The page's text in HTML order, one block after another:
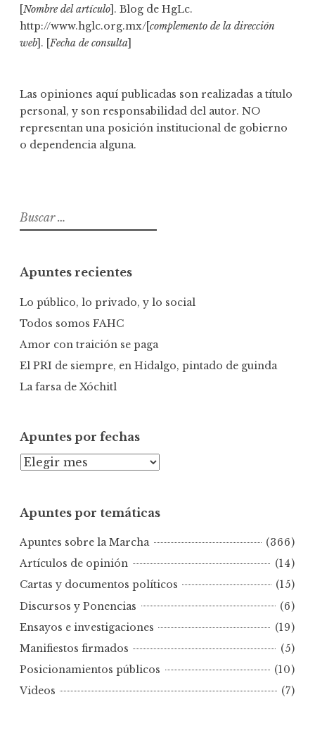
[Nombre del artículo]. Blog de HgLc.
http://www.hglc.org.mx/[complemento de la dirección
web]. [Fecha de consulta]
Las opiniones aquí publicadas son realizadas a título
personal, y son responsabilidad del autor. NO
representan una posición institucional de gobierno
o dependencia alguna.
B
u
r
Apuntes recientes
Lo público, lo privado, y lo social
Todos somos FAHC
Amor con traición se paga
El PRI de siempre, en Hidalgo, pintado de guinda
La farsa de Xóchitl
Apuntes por fechas
A
n
e
s
p
r
f
e
c
a
Apuntes por temáticas
Apuntes sobre la Marcha
(366)
Artículos de opinión
(14)
Cartas y documentos políticos
(15)
Discursos y Ponencias
(6)
Ensayos e investigaciones
(19)
Manifiestos firmados
(5)
Posicionamientos públicos
(10)
Videos
(7)